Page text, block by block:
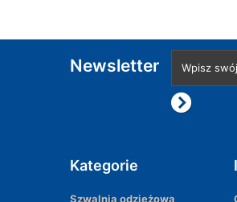
Newsletter
Kategorie
Szwalnia odzieżowa